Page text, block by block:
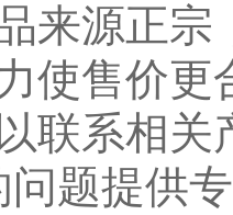
来源正宗
使售价
联系相
题提供